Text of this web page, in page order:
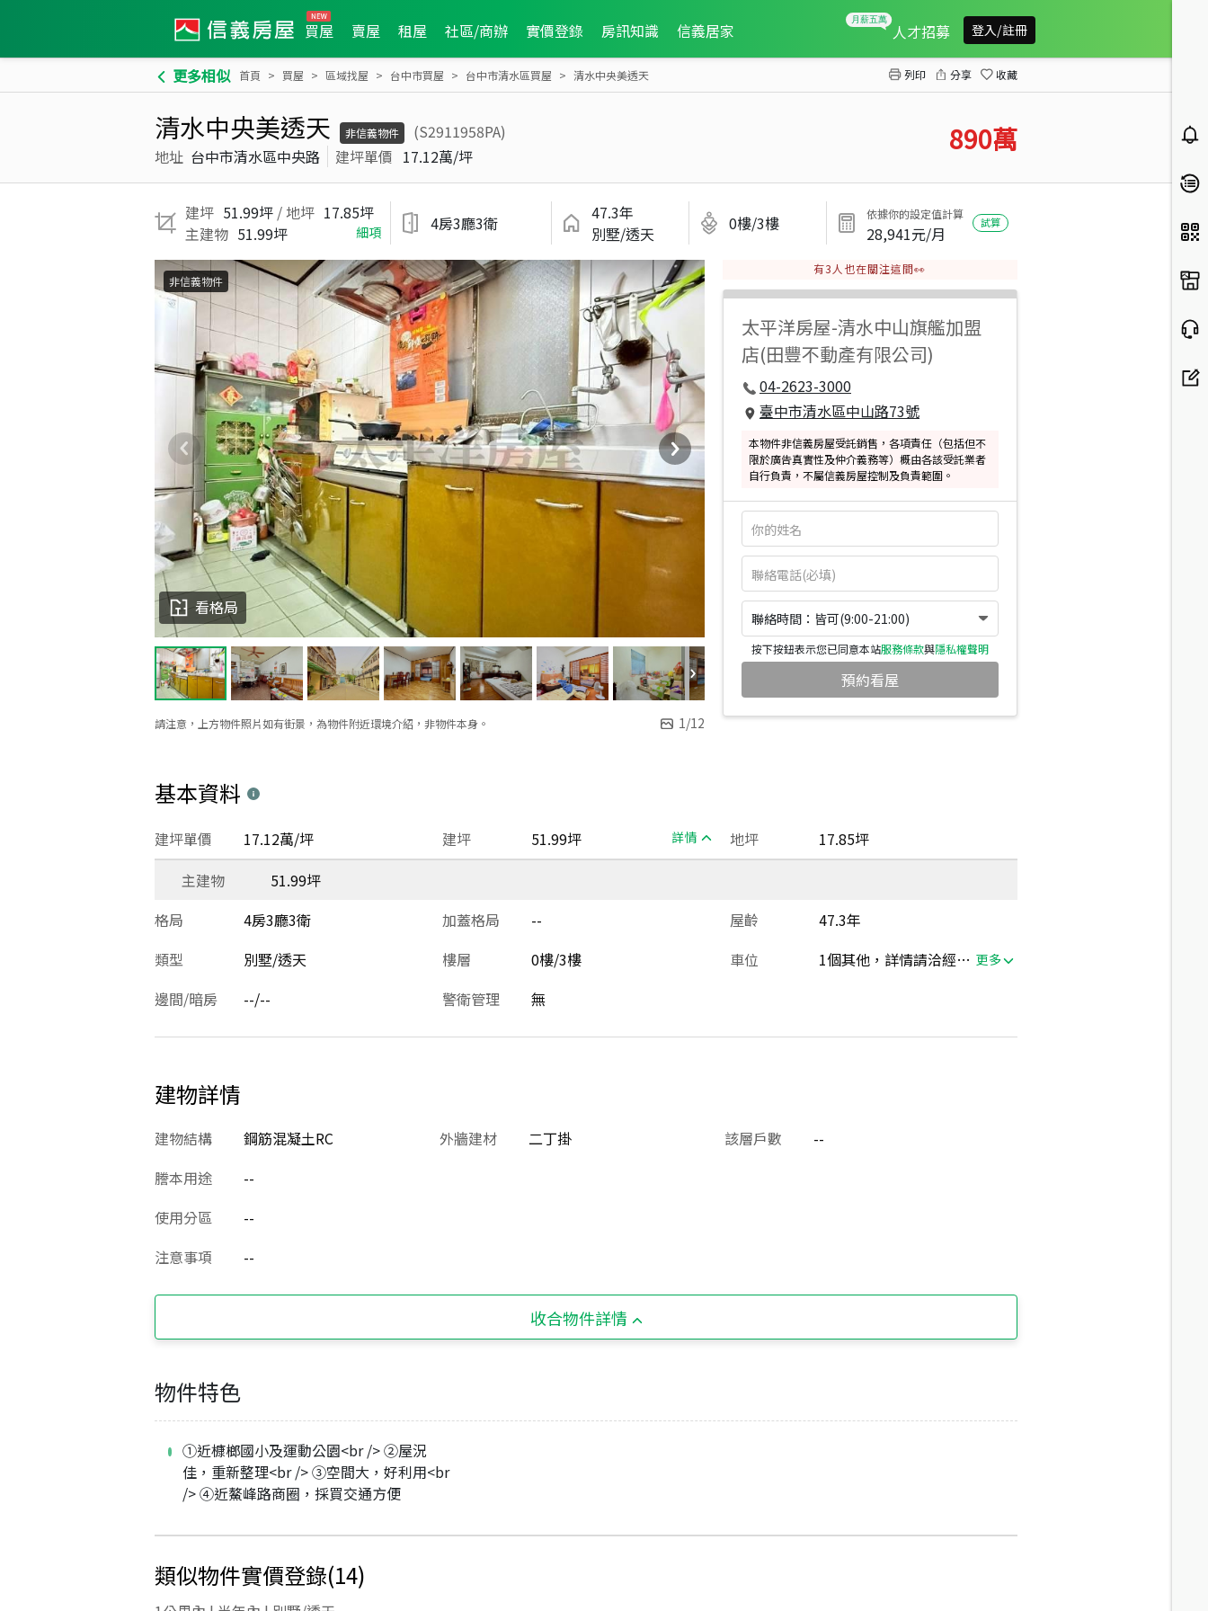
買屋 賣屋 租屋 社區/商辦 實價登錄 房訊知識 信義居家 人才招募 登入/註冊
更多相似 首頁 買屋 區域找屋 台中市買屋 台中市清水區買屋 清水中央美透天 列印 分享 收藏
清水中央美透天 非信義物件
(S2911958PA)
地址 台中市清水區中央路 建坪單價 17.12萬/坪 890萬
建坪 51.99坪 / 地坪 17.85坪
主建物 51.99坪 細項 4房3廳3衛
47.3年
別墅/透天
0樓/3樓 依據你的設定值計算
28,941元/月
試算
請注意，上方物件照片如有街景，為物件附近環境介紹，非物件本身。 1/12
看格局
非信義物件
有3 人也在關注這間👀
太平洋房屋-清水中山旗艦加盟
店(田豐不動產有限公司)
04-2623-3000
臺中市清水區中山路73號
本物件非信義房屋受託銷售，各項責任（包括但不
限於廣告真實性及仲介義務等）概由各該受託業者
自行負責，不屬信義房屋控制及負責範圍。
聯絡時間：皆可(9:00-21:00)
按下按鈕表示您已同意本站服務條款與隱私權聲明
預約看屋
基本資料
建坪 51.99坪 詳情
建坪單價 17.12萬/坪 地坪
17.85坪
主建物
51.99坪
格局
4房3廳3衛 加蓋格局 -- 屋齡
47.3年
類型
別墅/透天 樓層 0樓/3樓 車位 1個其他，詳情請洽經紀人員 更多
邊間/暗房 --/-- 警衛管理 無
建物詳情
建物結構 鋼筋混凝土RC 外牆建材 二丁掛 該層戶數
--
謄本用途
--
使用分區
--
注意事項
--
收合物件詳情
物件特色
①近槺榔國小及運動公園<br /> ②屋況
佳，重新整理<br /> ③空間大，好利用<br
/> ④近鰲峰路商圈，採買交通方便
類似物件實價登錄(14)